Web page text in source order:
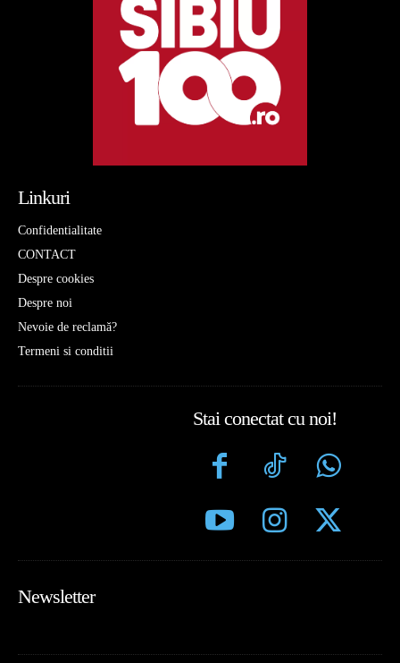
Linkuri
Confidentialitate
CONTACT
Despre cookies
Despre noi
Nevoie de reclamă?
Termeni si conditii
Stai conectat cu noi!
Newsletter